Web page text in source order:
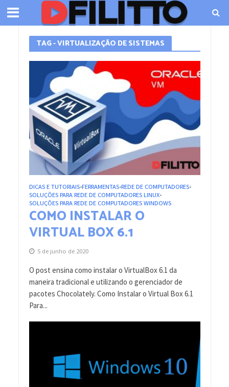
TAG - VIRTUALIZAÇÃO DE SISTEMAS
DICAS E TUTORIAIS•FERRAMENTAS•REDE DE COMPUTADORES•
SOLUÇÕES PARA REDE DE COMPUTADORES LINUX•
SOLUÇÕES PARA REDE DE COMPUTADORES WINDOWS
COMO INSTALAR O
VIRTUAL BOX 6.1
5 de junho de 2020
O post ensina como instalar o VirtualBox 6.1 da
maneira tradicional e utilizando o gerenciador de
pacotes Chocolately. Como Instalar o Virtual Box 6.1
Para...